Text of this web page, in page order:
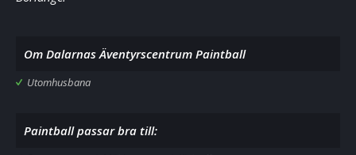
Om Dalarnas Äventyrscentrum Paintball
Utomhusbana
Paintball passar bra till: